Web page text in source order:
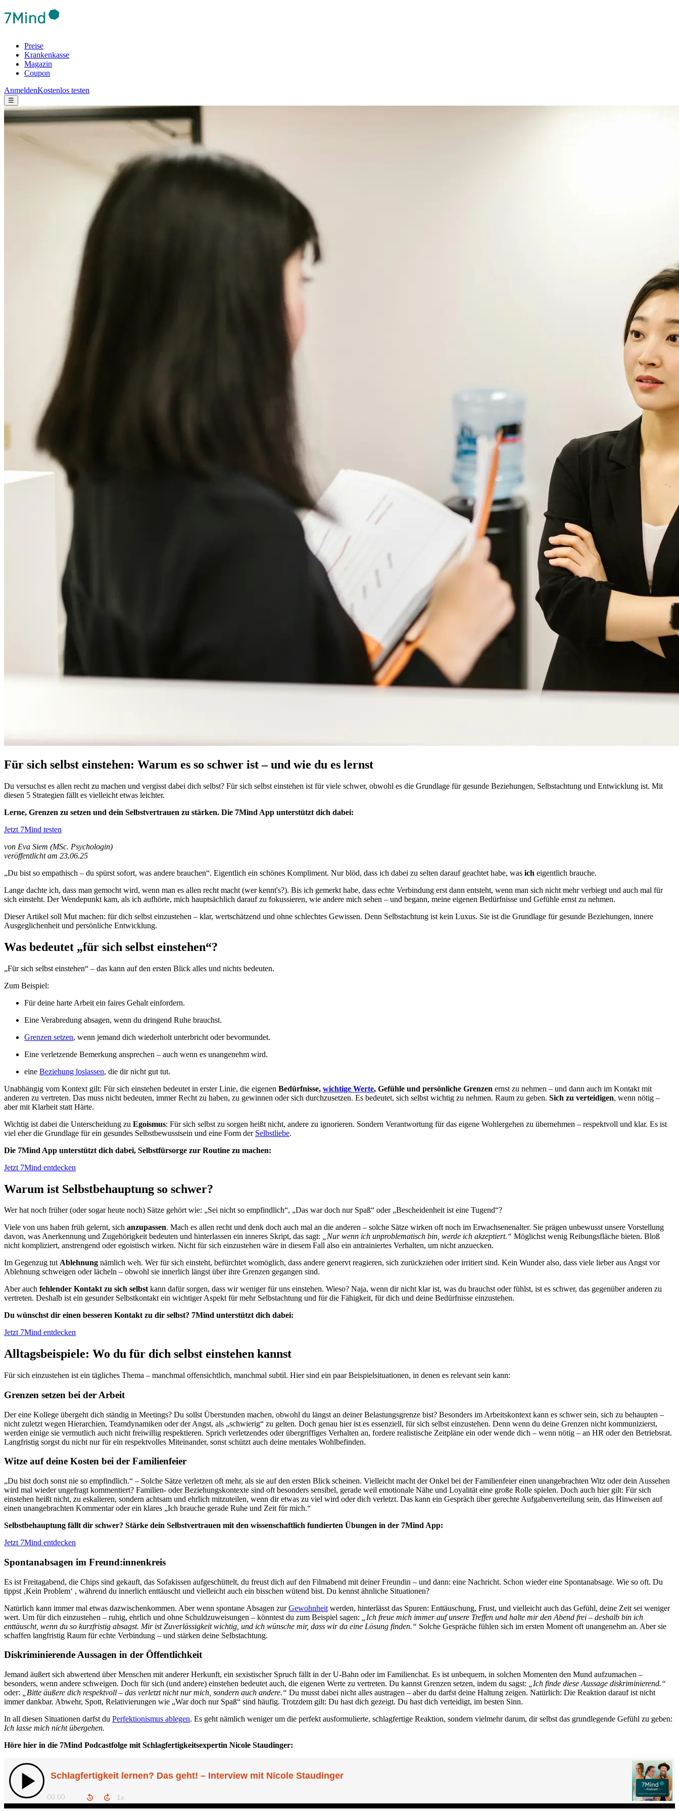
Preise
Krankenkasse
Magazin
Coupon
AnmeldenKostenlos testen
☰
Für sich selbst einstehen: Warum es so schwer ist – und wie du es lernst
Du versuchst es allen recht zu machen und vergisst dabei dich selbst? Für sich selbst einstehen ist für viele schwer, obwohl es die Grundlage für gesunde Beziehungen, Selbstachtung und Entwicklung ist. Mit
diesen 5 Strategien fällt es vielleicht etwas leichter.
Lerne, Grenzen zu setzen und dein Selbstvertrauen zu stärken. Die 7Mind App unterstützt dich dabei:
Jetzt 7Mind testen
von Eva Siem (MSc. Psychologin)
veröffentlicht am 23.06.25
„Du bist so empathisch – du spürst sofort, was andere brauchen“. Eigentlich ein schönes Kompliment. Nur blöd, dass ich dabei zu selten darauf geachtet habe, was ich eigentlich brauche.
Lange dachte ich, dass man gemocht wird, wenn man es allen recht macht (wer kennt's?). Bis ich gemerkt habe, dass echte Verbindung erst dann entsteht, wenn man sich nicht mehr verbiegt und auch mal für
sich einsteht. Der Wendepunkt kam, als ich aufhörte, mich hauptsächlich darauf zu fokussieren, wie andere mich sehen – und begann, meine eigenen Bedürfnisse und Gefühle ernst zu nehmen.
Dieser Artikel soll Mut machen: für dich selbst einzustehen – klar, wertschätzend und ohne schlechtes Gewissen. Denn Selbstachtung ist kein Luxus. Sie ist die Grundlage für gesunde Beziehungen, innere
Ausgeglichenheit und persönliche Entwicklung.
Was bedeutet „für sich selbst einstehen“?
„Für sich selbst einstehen“ – das kann auf den ersten Blick alles und nichts bedeuten.
Zum Beispiel:
Für deine harte Arbeit ein faires Gehalt einfordern.
Eine Verabredung absagen, wenn du dringend Ruhe brauchst.
Grenzen setzen, wenn jemand dich wiederholt unterbricht oder bevormundet.
Eine verletzende Bemerkung ansprechen – auch wenn es unangenehm wird.
eine Beziehung loslassen, die dir nicht gut tut.
Unabhängig vom Kontext gilt: Für sich einstehen bedeutet in erster Linie, die eigenen Bedürfnisse, wichtige Werte, Gefühle und persönliche Grenzen ernst zu nehmen – und dann auch im Kontakt mit
anderen zu vertreten. Das muss nicht bedeuten, immer Recht zu haben, zu gewinnen oder sich durchzusetzen. Es bedeutet, sich selbst wichtig zu nehmen. Raum zu geben. Sich zu verteidigen, wenn nötig –
aber mit Klarheit statt Härte.
Wichtig ist dabei die Unterscheidung zu Egoismus: Für sich selbst zu sorgen heißt nicht, andere zu ignorieren. Sondern Verantwortung für das eigene Wohlergehen zu übernehmen – respektvoll und klar. Es ist
viel eher die Grundlage für ein gesundes Selbstbewusstsein und eine Form der Selbstliebe.
Die 7Mind App unterstützt dich dabei, Selbstfürsorge zur Routine zu machen:
Jetzt 7Mind entdecken
Warum ist Selbstbehauptung so schwer?
Wer hat noch früher (oder sogar heute noch) Sätze gehört wie: „Sei nicht so empfindlich“, „Das war doch nur Spaß“ oder „Bescheidenheit ist eine Tugend“?
Viele von uns haben früh gelernt, sich anzupassen. Mach es allen recht und denk doch auch mal an die anderen – solche Sätze wirken oft noch im Erwachsenenalter. Sie prägen unbewusst unsere Vorstellung
davon, was Anerkennung und Zugehörigkeit bedeuten und hinterlassen ein inneres Skript, das sagt: „Nur wenn ich unproblematisch bin, werde ich akzeptiert.“ Möglichst wenig Reibungsfläche bieten. Bloß
nicht kompliziert, anstrengend oder egoistisch wirken. Nicht für sich einzustehen wäre in diesem Fall also ein antrainiertes Verhalten, um nicht anzuecken.
Im Gegenzug tutAblehnung nämlich weh. Wer für sich einsteht, befürchtet womöglich, dass andere genervt reagieren, sich zurückziehen oder irritiert sind. Kein Wunder also, dass viele lieber aus Angst vor
Ablehnung schweigen oder lächeln – obwohl sie innerlich längst über ihre Grenzen gegangen sind.
Aber auch fehlender Kontakt zu sich selbstkann dafür sorgen, dass wir weniger für uns einstehen. Wieso? Naja, wenn dir nicht klar ist, was du brauchst oder fühlst, ist es schwer, das gegenüber anderen zu
vertreten. Deshalb ist ein gesunder Selbstkontakt ein wichtiger Aspekt für mehr Selbstachtung und für die Fähigkeit, für dich und deine Bedürfnisse einzustehen.
Du wünschst dir einen besseren Kontakt zu dir selbst? 7Mind unterstützt dich dabei:
Jetzt 7Mind entdecken
Alltagsbeispiele: Wo du für dich selbst einstehen kannst
Für sich einzustehen ist ein tägliches Thema – manchmal offensichtlich, manchmal subtil. Hier sind ein paar Beispielsituationen, in denen es relevant sein kann:
Grenzen setzen bei der Arbeit
Der eine Kollege übergeht dich ständig in Meetings? Du sollst Überstunden machen, obwohl du längst an deiner Belastungsgrenze bist? Besonders im Arbeitskontext kann es schwer sein, sich zu behaupten –
nicht zuletzt wegen Hierarchien, Teamdynamiken oder der Angst, als „schwierig“ zu gelten. Doch genau hier ist es essenziell, für sich selbst einzustehen. Denn wenn du deine Grenzen nicht kommunizierst,
werden einige sie vermutlich auch nicht freiwillig respektieren. Sprich verletzendes oder übergriffiges Verhalten an, fordere realistische Zeitpläne ein oder wende dich – wenn nötig – an HR oder den Betriebsrat.
Langfristig sorgst du nicht nur für ein respektvolles Miteinander, sonst schützt auch deine mentales Wohlbefinden.
Witze auf deine Kosten bei der Familienfeier
„Du bist doch sonst nie so empfindlich.“ – Solche Sätze verletzen oft mehr, als sie auf den ersten Blick scheinen. Vielleicht macht der Onkel bei der Familienfeier einen unangebrachten Witz oder dein Aussehen
wird mal wieder ungefragt kommentiert? Familien- oder Beziehungskontexte sind oft besonders sensibel, gerade weil emotionale Nähe und Loyalität eine große Rolle spielen. Doch auch hier gilt: Für sich
einstehen heißt nicht, zu eskalieren, sondern achtsam und ehrlich mitzuteilen, wenn dir etwas zu viel wird oder dich verletzt. Das kann ein Gespräch über gerechte Aufgabenverteilung sein, das Hinweisen auf
einen unangebrachten Kommentar oder ein klares „Ich brauche gerade Ruhe und Zeit für mich.“
Selbstbehauptung fällt dir schwer? Stärke dein Selbstvertrauen mit den wissenschaftlich fundierten Übungen in der 7Mind App:
Jetzt 7Mind entdecken
Spontanabsagen im Freund:innenkreis
Es ist Freitagabend, die Chips sind gekauft, das Sofakissen aufgeschüttelt, du freust dich auf den Filmabend mit deiner Freundin – und dann: eine Nachricht. Schon wieder eine Spontanabsage. Wie so oft. Du
tippst ‚Kein Problem‘ , während du innerlich enttäuscht und vielleicht auch ein bisschen wütend bist. Du kennst ähnliche Situationen?
Natürlich kann immer mal etwas dazwischenkommen. Aber wenn spontane Absagen zurGewohnheit werden, hinterlässt das Spuren: Enttäuschung, Frust, und vielleicht auch das Gefühl, deine Zeit sei weniger
wert. Um für dich einzustehen – ruhig, ehrlich und ohne Schuldzuweisungen – könntest du zum Beispiel sagen:
„Ich freue mich immer auf unsere Treffen und halte mir den Abend frei – deshalb bin ich
enttäuscht, wenn du so kurzfristig absagst. Mir ist Zuverlässigkeit wichtig, und ich wünsche mir, dass wir da eine Lösung finden.“ Solche Gespräche fühlen sich im ersten Moment oft unangenehm an. Aber sie
schaffen langfristig Raum für echte Verbindung – und stärken deine Selbstachtung.
Diskriminierende Aussagen in der Öffentlichkeit
Jemand äußert sich abwertend über Menschen mit anderer Herkunft, ein sexistischer Spruch fällt in der U-Bahn oder im Familienchat. Es ist unbequem, in solchen Momenten den Mund aufzumachen –
besonders, wenn andere schweigen. Doch für sich (und andere) einstehen bedeutet auch, die eigenen Werte zu vertreten. Du kannst Grenzen setzen, indem du sagst:
„Ich finde diese Aussage diskriminierend.“
oder: „Bitte äußere dich respektvoll – das verletzt nicht nur mich, sondern auch andere.“ Du musst dabei nicht alles austragen – aber du darfst deine Haltung zeigen. Natürlich: Die Reaktion darauf ist nicht
immer dankbar. Abwehr, Spott, Relativierungen wie „War doch nur Spaß“ sind häufig. Trotzdem gilt: Du hast dich gezeigt. Du hast dich verteidigt, im besten Sinn.
In all diesen Situationen darfst du Perfektionismus ablegen. Es geht nämlich weniger um die perfekt ausformulierte, schlagfertige Reaktion, sondern vielmehr darum, dir selbst das grundlegende Gefühl zu geben:
Ich lasse mich nicht übergehen.
Höre hier in die 7Mind Podcastfolge mit Schlagfertigkeitsexpertin Nicole Staudinger: